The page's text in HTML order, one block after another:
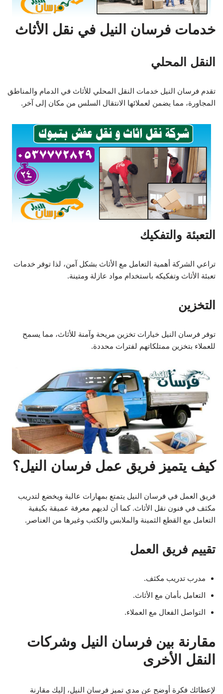
خدمات فرسان النيل في نقل الأثاث
النقل المحلي
تقدم فرسان النيل خدمات النقل المحلي للأثاث في الدمام والمناطق
المجاورة، مما يضمن لعملائها الانتقال السلس من مكان إلى آخر.
التعبئة والتفكيك
تراعي الشركة أهمية التعامل مع الأثاث بشكل آمن، لذا توفر خدمات
تعبئة الأثاث وتفكيكه باستخدام مواد عازلة ومتينة.
التخزين
توفر فرسان النيل خيارات تخزين مريحة وآمنة للأثاث، مما يسمح
للعملاء بتخزين ممتلكاتهم لفترات محددة.
كيف يتميز فريق عمل فرسان النيل؟
فريق العمل في فرسان النيل يتمتع بمهارات عالية ويخضع لتدريب
مكثف في فنون نقل الأثاث. كما أن لديهم معرفة عميقة بكيفية
التعامل مع القطع الثمينة والملابس والكتب وغيرها من العناصر.
تقييم فريق العمل
مدرب تدريب مكثف.
التعامل بأمان مع الأثاث.
التواصل الفعال مع العملاء.
مقارنة بين فرسان النيل وشركات
النقل الأخرى
لإعطائك فكرة أوضح عن مدى تميز فرسان النيل، إليك مقارنة